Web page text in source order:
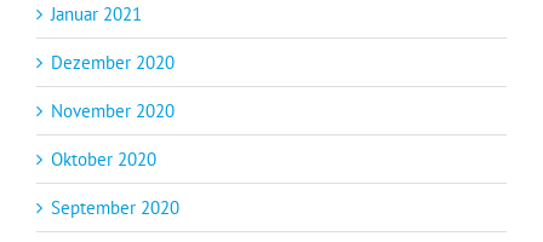
Januar 2021
Dezember 2020
November 2020
Oktober 2020
September 2020